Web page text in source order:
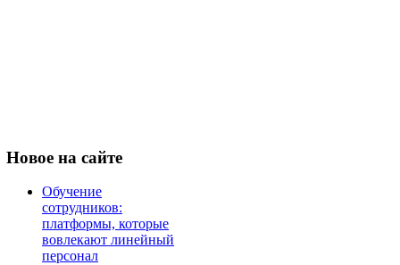
Новое на сайте
Обучение
сотрудников:
платформы, которые
вовлекают линейный
персонал